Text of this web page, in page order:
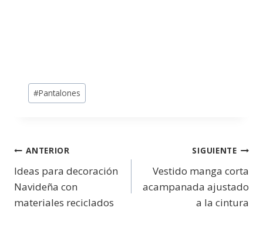
#Pantalones
ANTERIOR
Ideas para decoración
Navideña con
materiales reciclados
SIGUIENTE
Vestido manga corta
acampanada ajustado
a la cintura